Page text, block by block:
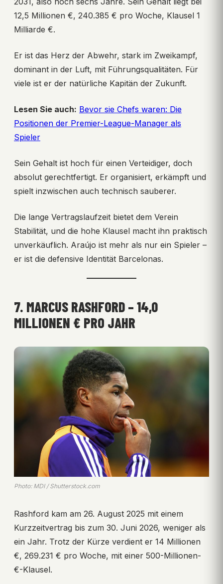
12,5 Millionen €, 240.385 € pro Woche, Klausel 1
Milliarde €.
Er ist das Herz der Abwehr, stark im Zweikampf,
dominant in der Luft, mit Führungsqualitäten. Für
viele ist er der natürliche Kapitän der Zukunft.
Lesen Sie auch: Bevor sie Chefs waren: Die
Positionen der Premier-League-Manager als
Spieler
Sein Gehalt ist hoch für einen Verteidiger, doch
absolut gerechtfertigt. Er organisiert, erkämpft und
spielt inzwischen auch technisch sauberer.
Die lange Vertragslaufzeit bietet dem Verein
Stabilität, und die hohe Klausel macht ihn praktisch
unverkäuflich. Araújo ist mehr als nur ein Spieler –
er ist die defensive Identität Barcelonas.
7. MARCUS RASHFORD – 14,0
MILLIONEN € PRO JAHR
Photo: MDI / Shutterstock.com
Rashford kam am 26. August 2025 mit einem
Kurzzeitvertrag bis zum 30. Juni 2026, weniger als
ein Jahr. Trotz der Kürze verdient er 14 Millionen
€, 269.231 € pro Woche, mit einer 500-Millionen-
€-Klausel.